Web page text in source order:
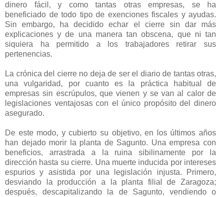
dinero fácil, y como tantas otras empresas, se ha
beneficiado de todo tipo de exenciones fiscales y ayudas.
Sin embargo, ha decidido echar el cierre sin dar más
explicaciones y de una manera tan obscena, que ni tan
siquiera ha permitido a los trabajadores retirar sus
pertenencias.
La crónica del cierre no deja de ser el diario de tantas otras,
una vulgaridad, por cuanto es la práctica habitual de
empresas sin escrúpulos, que vienen y se van al calor de
legislaciones ventajosas con el único propósito del dinero
asegurado.
De este modo, y cubierto su objetivo, en los últimos años
han dejado morir la planta de Sagunto. Una empresa con
beneficios, arrastrada a la ruina sibilinamente por la
dirección hasta su cierre. Una muerte inducida por intereses
espurios y asistida por una legislación injusta. Primero,
desviando la producción a la planta filial de Zaragoza;
después, descapitalizando la de Sagunto, vendiendo o